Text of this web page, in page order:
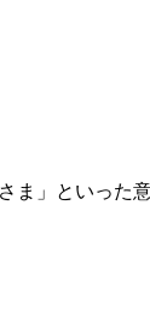
ま」といった